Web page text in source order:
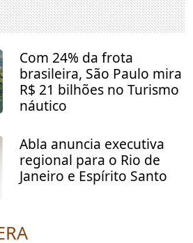
Com 24% da frota
brasileira, São Paulo mira
R$ 21 bilhões no Turismo
náutico
Abla anuncia executiva
regional para o Rio de
Janeiro e Espírito Santo